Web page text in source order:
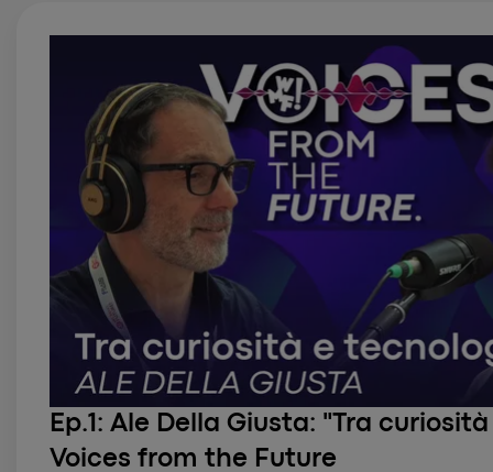
Ep.1: Ale Della Giusta: "Tra
Voices from the Future